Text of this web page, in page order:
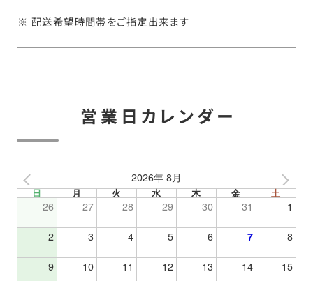
配送希望時間帯をご指定出来ます
営業日カレンダー
2026年 8月
日 月 火 水 木 金 土
26 27 28 29 30 31 1
2 3 4 5 6 7 8
9 10 11 12 13 14 15